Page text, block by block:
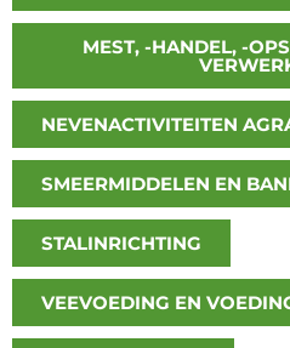
MEST, -HANDEL, -
NEVENACTIVITEITEN
SMEERMIDDELEN EN
STALINRICHTING
VEEVOEDING EN